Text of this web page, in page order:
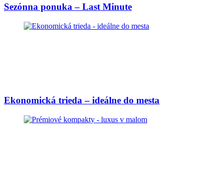
Sezónna ponuka – Last Minute
Ekonomická trieda – ideálne do mesta